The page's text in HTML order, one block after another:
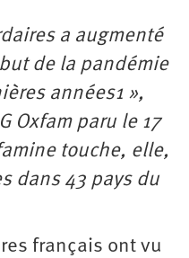
a augmenté
de la pandémie
années1 »,
Oxfam paru le 17
touche, elle,
dans 43 pays du
français ont vu